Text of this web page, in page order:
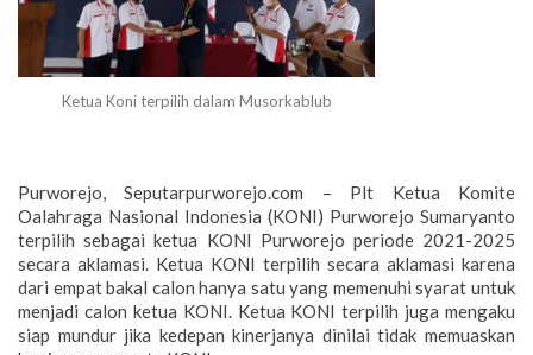
Ketua Koni terpilih dalam Musorkablub
Purworejo, Seputarpurworejo.com – Plt Ketua Komite
Oalahraga Nasional Indonesia (KONI) Purworejo Sumaryanto
terpilih sebagai ketua KONI Purworejo periode 2021-2025
secara aklamasi. Ketua KONI terpilih secara aklamasi karena
dari empat bakal calon hanya satu yang memenuhi syarat untuk
menjadi calon ketua KONI. Ketua KONI terpilih juga mengaku
siap mundur jika kedepan kinerjanya dinilai tidak memuaskan